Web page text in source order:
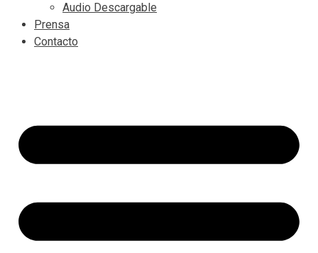
Audio Descargable
Prensa
Contacto